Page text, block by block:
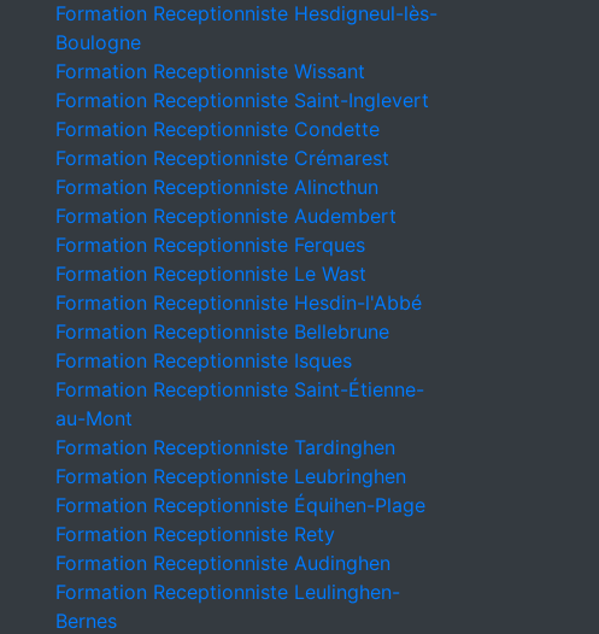
Formation Receptionniste Hesdigneul-lès-
Boulogne
Formation Receptionniste Wissant
Formation Receptionniste Saint-Inglevert
Formation Receptionniste Condette
Formation Receptionniste Crémarest
Formation Receptionniste Alincthun
Formation Receptionniste Audembert
Formation Receptionniste Ferques
Formation Receptionniste Le Wast
Formation Receptionniste Hesdin-l'Abbé
Formation Receptionniste Bellebrune
Formation Receptionniste Isques
Formation Receptionniste Saint-Étienne-
au-Mont
Formation Receptionniste Tardinghen
Formation Receptionniste Leubringhen
Formation Receptionniste Équihen-Plage
Formation Receptionniste Rety
Formation Receptionniste Audinghen
Formation Receptionniste Leulinghen-
Bernes